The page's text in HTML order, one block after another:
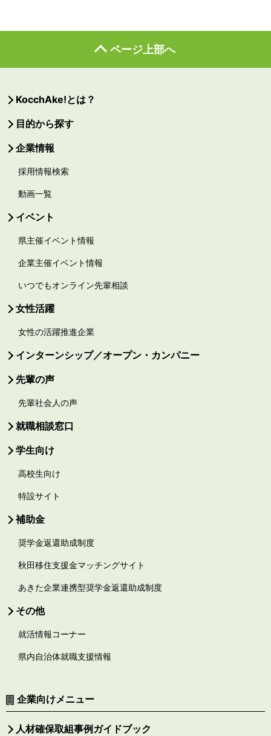
ページ上部へ
KocchAke!とは？
目的から探す
企業情報
採用情報検索
動画一覧
イベント
県主催イベント情報
企業主催イベント情報
いつでもオンライン先輩相談
女性活躍
女性の活躍推進企業
インターンシップ／オープン・カンパニー
先輩の声
先輩社会人の声
就職相談窓口
学生向け
高校生向け
特設サイト
補助金
奨学金返還助成制度
秋田移住支援金マッチングサイト
あきた企業連携型奨学金返還助成制度
その他
就活情報コーナー
県内自治体就職支援情報
企業向けメニュー
人材確保取組事例ガイドブック